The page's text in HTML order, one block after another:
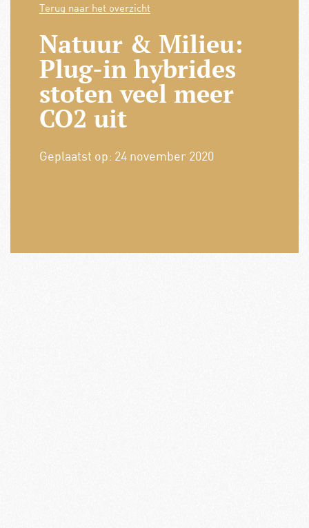
Terug naar het overzicht
Natuur & Milieu:
Plug-in hybrides
stoten veel meer
CO2 uit
Geplaatst op: 24 november 2020